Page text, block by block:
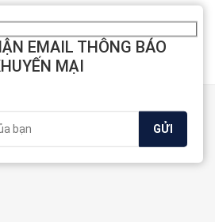
EMAIL THÔNG BÁO
MẠI